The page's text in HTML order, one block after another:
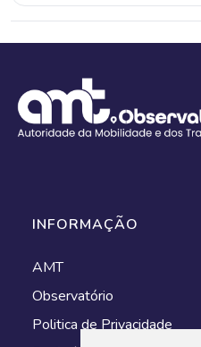
INFORMAÇÃO
AMT
Observatório
Politica de Privacidade